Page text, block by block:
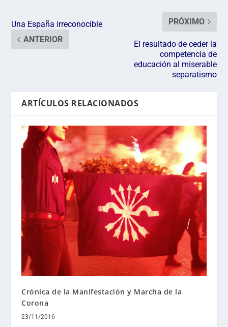
Una España irreconocible
ANTERIOR
PRÓXIMO
El resultado de ceder la
competencia de
educación al miserable
separatismo
ARTÍCULOS RELACIONADOS
Crónica de la Manifestación y Marcha de la
Corona
23/11/2016